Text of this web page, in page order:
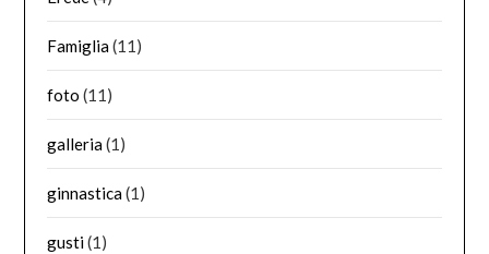
Famiglia(11)
foto (11)
galleria(1)
ginnastica(1)
gusti(1)